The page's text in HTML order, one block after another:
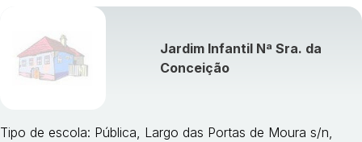
Jardim Infantil Nª Sra. da
Conceição
Tipo de escola: Pública, Largo das Portas de Moura s/n,